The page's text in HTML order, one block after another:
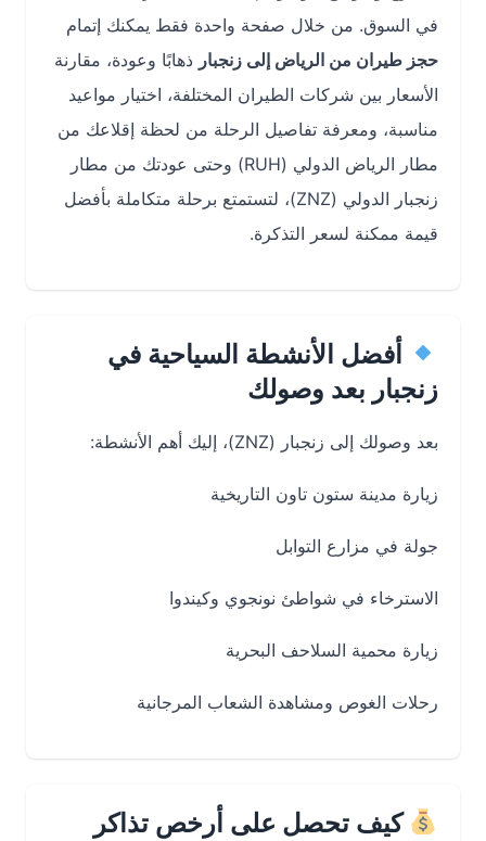
في السوق. من خلال صفحة واحدة فقط يمكنك إتمام
حجز طيران من الرياض إلى زنجبار ذهابًا وعودة، مقارنة
الأسعار بين شركات الطيران المختلفة، اختيار مواعيد
مناسبة، ومعرفة تفاصيل الرحلة من لحظة إقلاعك من
مطار الرياض الدولي (RUH) وحتى عودتك من مطار
زنجبار الدولي (ZNZ)، لتستمتع برحلة متكاملة بأفضل
قيمة ممكنة لسعر التذكرة.
أفضل الأنشطة السياحية في
زنجبار بعد وصولك
بعد وصولك إلى زنجبار (ZNZ)، إليك أهم الأنشطة:
زيارة مدينة ستون تاون التاريخية
جولة في مزارع التوابل
الاسترخاء في شواطئ نونجوي وكيندوا
زيارة محمية السلاحف البحرية
رحلات الغوص ومشاهدة الشعاب المرجانية
كيف تحصل على أرخص تذاكر